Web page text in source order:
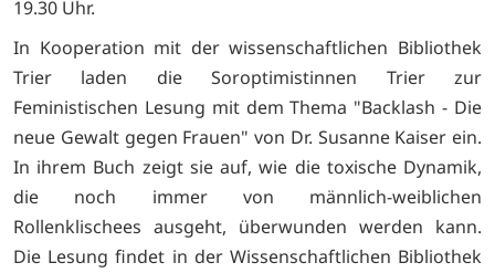
19.30 Uhr.
In Kooperation mit der wissenschaftlichen Bibliothek
Trier laden die Soroptimistinnen Trier zur
Feministischen Lesung mit dem Thema "Backlash - Die
neue Gewalt gegen Frauen" von Dr. Susanne Kaiser ein.
In ihrem Buch zeigt sie auf, wie die toxische Dynamik,
die noch immer von männlich-weiblichen
Rollenklischees ausgeht, überwunden werden kann.
Die Lesung findet in der Wissenschaftlichen Bibliothek